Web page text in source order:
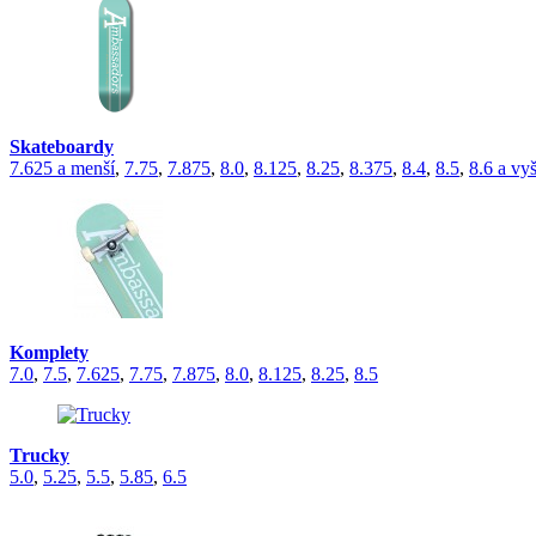
Skateboardy
7.625 a menší, 7.75, 7.875, 8.0, 8.125, 8.25, 8.375, 8.4, 8.5, 8.6 a
Komplety
7.0, 7.5, 7.625, 7.75, 7.875, 8.0, 8.125, 8.25, 8.5
Trucky
5.0, 5.25, 5.5, 5.85, 6.5